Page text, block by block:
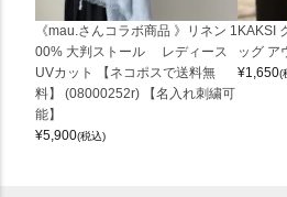
《mau.さんコラボ商品 》リネン 1
00% 大判ストール レディース
UVカット 【ネコポスで送料無
料】 (08000252r) 【名入れ刺繍可
能】
¥5,900(税込)
KAKSI
ッグ ア
¥1,650(